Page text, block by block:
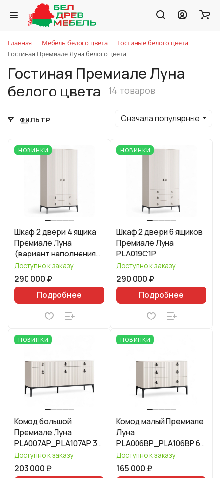
Главная Мебель белого цвета
Гостиные белого цвета
Гостиная Премиале Луна белого цвета
Гостиная Премиале Луна
белого цвета
14 товаров
ФИЛЬТР Сначала популярные
НОВИНКИ
Шкаф 2 двери 4 ящика
Премиале Луна
(вариант наполнения
2) PLA019B2P
Доступно к заказу
290 000 ₽
Подробнее
НОВИНКИ
Шкаф 2 двери 6 ящиков
Премиале Луна
PLA019C1P
Доступно к заказу
290 000 ₽
Подробнее
НОВИНКИ
Комод большой
Премиале Луна
PLA007AP_PLA107AP 3
двери 3 ящика
Доступно к заказу
203 000 ₽
НОВИНКИ
Комод малый Премиале
Луна
PLA006BP_PLA106BP 6
ящиков
Доступно к заказу
165 000 ₽